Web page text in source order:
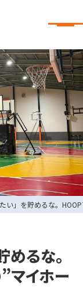
コート
たい」を貯めるな。
めるな。
マイホー